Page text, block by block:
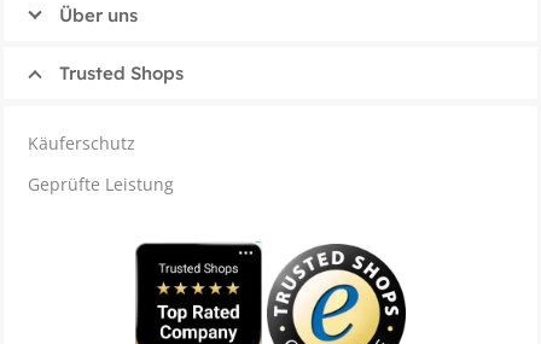
Über uns
Trusted Shops
Käuferschutz
Geprüfte Leistung